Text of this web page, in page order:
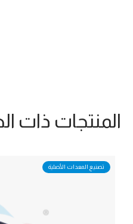
المنتجات ذات
تصنيع المعدات الأصلية